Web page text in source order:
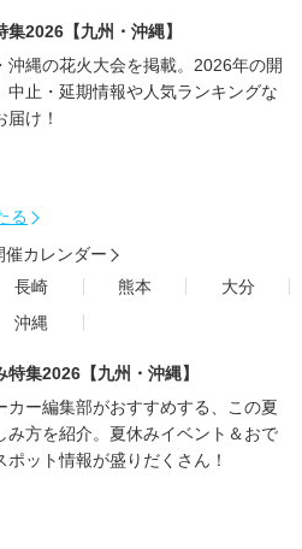
集2026【九州・沖縄】
沖縄の花火大会を掲載。2026年の開
中止・延期情報や人気ランキングな
届け！
る
催カレンダー
長崎 熊本
大分
沖縄
特集2026【九州・沖縄】
カー編集部がおすすめする、この夏
み方を紹介。夏休みイベント＆おで
ポット情報が盛りだくさん！